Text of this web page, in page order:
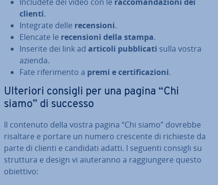
Includete dei video con le rac­co­man­da­zio­ni dei
clienti.
Integrate delle re­cen­sio­ni.
Elencate le re­cen­sio­ni della stampa.
Inserite dei link ad articoli pub­bli­ca­ti sulla vostra
azienda.
Fate ri­fe­ri­men­to a premi e cer­ti­fi­ca­zio­ni.
Ulteriori consigli per una pagina “Chi
siamo” di successo
Il contenuto della vostra pagina “Chi siamo” dovrebbe
risaltare e portare un numero crescente di richieste da
parte di clienti e candidati adatti. I seguenti consigli su
struttura e design vi aiu­te­ran­no a rag­giun­ge­re questo
obiettivo: